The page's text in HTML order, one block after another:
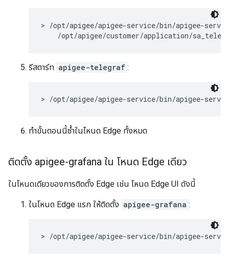
> /opt/apigee/apigee-service/bin/apigee-
/opt/apigee/customer/application/
รีสตาร์ท apigee-telegraf :
> /opt/apigee/apigee-service/bin/apigee-
ทำขั้นตอนนี้ซ้ำในโหนด Edge ทั้งหมด
ติดตั้ง apigee-grafana ใน โหนด Edge เดียว
ในโหนดเดียวของการติดตั้ง Edge เช่น โหนด Edge UI ดังนี้
ในโหนด Edge แรก ให้ติดตั้ง apigee-grafana :
> /opt/apigee/apigee-service/bin/apigee-